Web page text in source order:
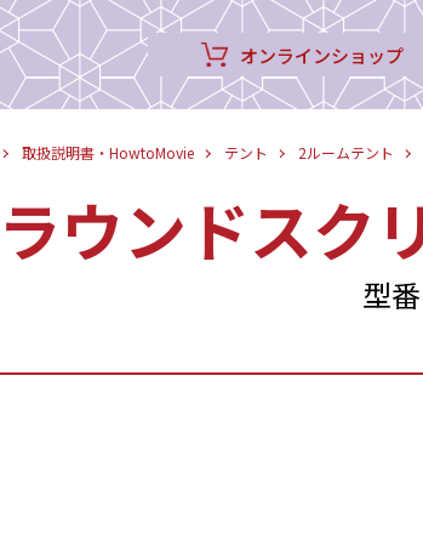
オンラインショップ
取扱説明書・HowtoMovie テント 2ルームテント
ラウンドスク
型